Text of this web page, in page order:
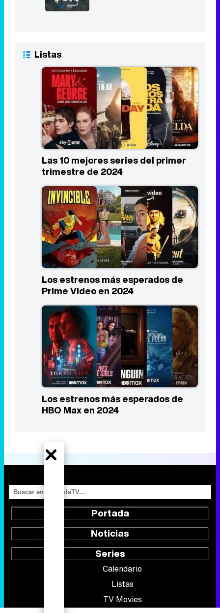
Listas
Las 10 mejores series del primer
trimestre de 2024
Los estrenos más esperados de
Prime Video en 2024
Los estrenos más esperados de
HBO Max en 2024
Portada
Noticias
Series
Calendario
Listas
TV Movies